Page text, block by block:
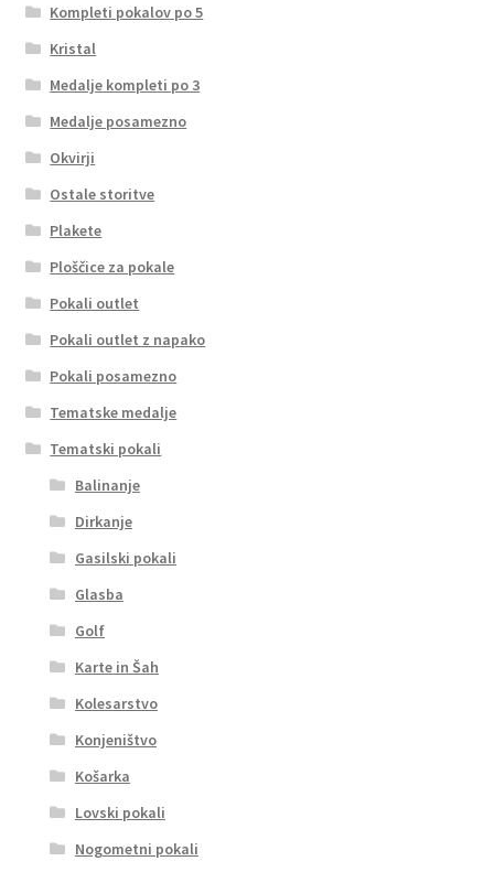
Kompleti pokalov po 5
Kristal
Medalje kompleti po 3
Medalje posamezno
Okvirji
Ostale storitve
Plakete
Ploščice za pokale
Pokali outlet
Pokali outlet z napako
Pokali posamezno
Tematske medalje
Tematski pokali
Balinanje
Dirkanje
Gasilski pokali
Glasba
Golf
Karte in Šah
Kolesarstvo
Konjeništvo
Košarka
Lovski pokali
Nogometni pokali